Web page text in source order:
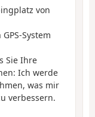
von
System
Sie Ihre
Ich werde
was mir
verbessern.